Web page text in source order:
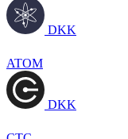
DKK
ATOM
DKK